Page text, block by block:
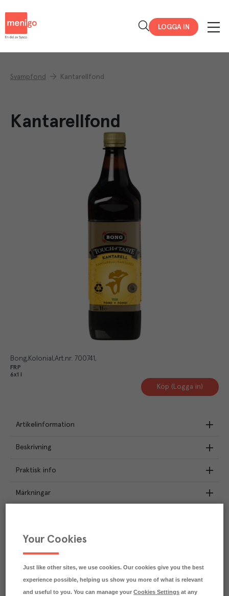
LOGGA IN
Svampfond Kantarellfond
Kantarellfond
Bong Kolonial Art.nr. 700741
FRP
6x1 l
Köp (Logga in)
Artikelinformation
Beskrivning
Praktisk info
Märkningar
Klimatavtryck
CO₂e/kg
Varje kilo av varan påverkar klimatet motsvarande
utsläppen av 2.9 kg koldioxid.
Läs mer om hur vi beräknar klimatavtryck
Your Cookies
Just like other sites, we use cookies. Our cookies give you the best
experience possible, helping us show you more of what is relevant
and useful to you. You can manage yourCookies Settings at any